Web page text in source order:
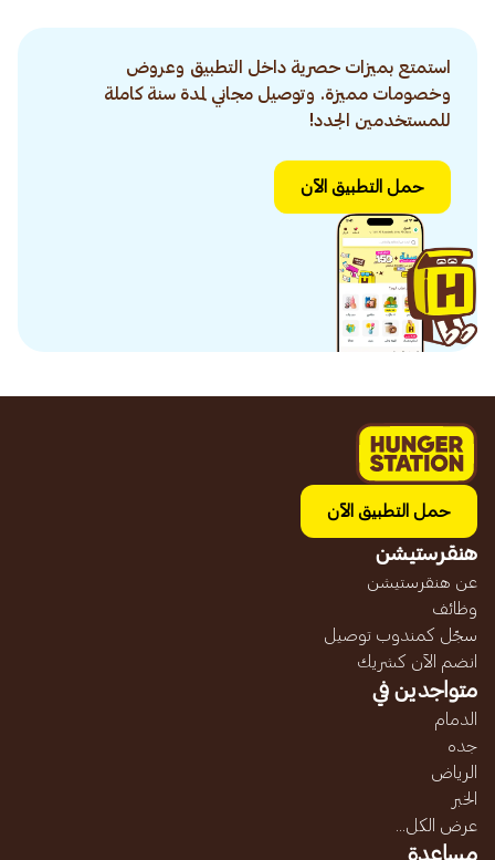
استمتع بميزات حصرية داخل التطبيق وعروض
وخصومات مميزة. وتوصيل مجاني لمدة سنة كاملة
للمستخدمين الجدد!
حمل التطبيق الآن
حمل التطبيق الآن
هنقرستيشن
عن هنقرستيشن
وظائف
سجّل كمندوب توصيل
انضم الآن كشريك
متواجدين في
الدمام
جده
الرياض
الخبر
عرض الكل...
مساعدة